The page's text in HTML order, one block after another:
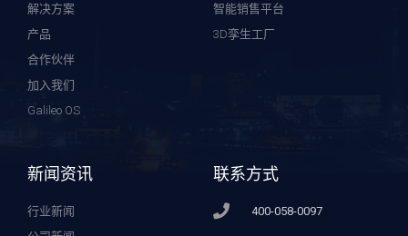
解决方案
产品
合作伙伴
加入我们
Galileo OS
智能销售平台
3D孪生工厂
新闻资讯
行业新闻
联系方式
400-058-0097